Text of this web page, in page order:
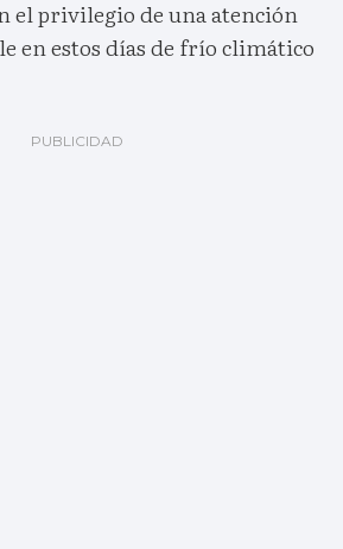
el privilegio de una atención
en estos días de frío climático